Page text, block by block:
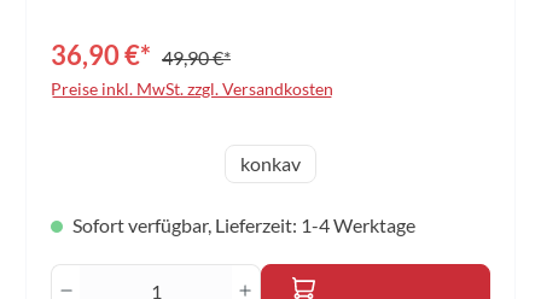
Schlägerblatt etwas verkleinert. Im Ergebnis ist das ROSSI
JUNIOR das ideale Kinderholz.
36,90 €* 49,90 €*
Preise inkl. MwSt. zzgl. Versandkosten
auswählen konkav
Sofort verfügbar, Lieferzeit: 1-4 Werktage
Produkt Anzahl: Gib den gewünschten